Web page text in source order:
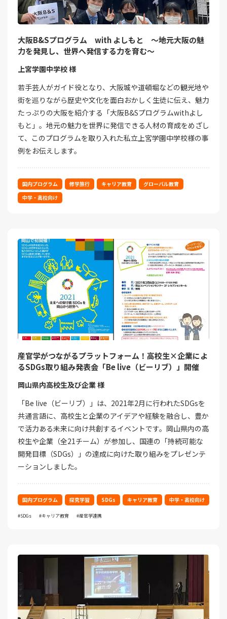
大阪B&Sプログラム with よしもと ～地元大阪の魅
力を発見し、世界へ発信する力を育む～
上宮学園中学校 様
若手芸人がガイド役となり、大阪城や道頓堀などの観光地や
街を巡りながら歴史や文化を面白おかしく生徒に伝え、魅力
たっぷりの大阪を紹介する「大阪B&Sプログラムwithよし
もと」。地元の魅力を世界に発信できる人材の育成をめざし
て、このプログラムを取り入れた私立上宮学園中学校様の事
例をお伝えします。
国内プログラム 修学旅行 キャリア教育
グローバル教育
中学・高校向け
産官学がつながるプラットフォーム！高校生×企業によ
るSDGs取り組み発表会「Be live（ビーリブ）」開催
岡山県内高校生及び企業 様
「Be live（ビーリブ）」は、2021年2月に行われたSDGsを
共通言語に、高校生と企業のアイデアや経験を融合し、豊か
で活力ある未来に向け共創するイベントです。岡山県内の高
校生や企業（全21チーム）が参加し、国連の「持続可能な
開発目標（SDGs）」の達成に向けた取り組みをプレゼンテ
ーションしました。
国内プログラム 探究学習 SDGs キャリア教育 中学・高校向け
SDGs キャリア教育 産官学連携